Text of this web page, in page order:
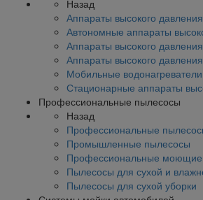
Назад
Аппараты высокого давления
Автономные аппараты
Аппараты высокого
Аппараты высокого
Мобильные водонагреватели
Стационарные аппараты
Профессиональные пылесосы
Назад
Профессиональные
Промышленные пылесосы
Профессиональные
Пылесосы для сухой и
Пылесосы для сухой уборки